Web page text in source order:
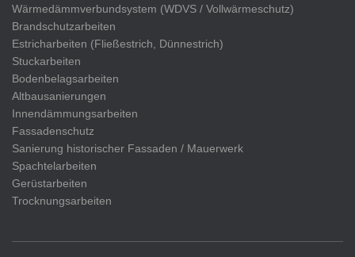
Wärmedämmverbundsystem (WDVS / Vollwärmeschutz)
Brandschutzarbeiten
Estricharbeiten (Fließestrich, Dünnestrich)
Stuckarbeiten
Bodenbelagsarbeiten
Altbausanierungen
Innendämmungsarbeiten
Fassadenschutz
Sanierung historischer Fassaden / Mauerwerk
Spachtelarbeiten
Gerüstarbeiten
Trocknungsarbeiten